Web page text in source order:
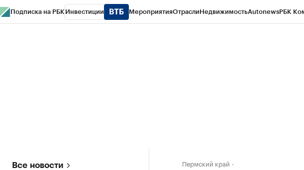
Подписка на РБК Инвестиции МероприятияОтраслиНедвижимостьAutonewsРБК
Все новости Пермский край